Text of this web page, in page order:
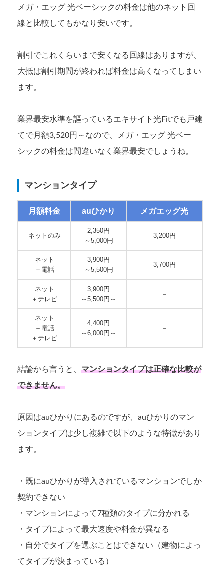
メガ・エッグ 光ベーシックの料金は他のネット回
線と比較してもかなり安いです。
割引でこれくらいまで安くなる回線はありますが、
大抵は割引期間が終われば料金は高くなってしまい
ます。
業界最安水準を謳っているエキサイト光Fitでも戸建
てで月額3,520円～なので、メガ・エッグ 光ベー
シックの料金は間違いなく業界最安でしょうね。
マンションタイプ
月額料金 auひかり メガエッグ光
ネットのみ
2,350円
～5,000円
3,200円
ネット
＋電話
3,900円
～5,500円
3,700円
ネット
＋テレビ
3,900円
～5,500円～
－
ネット
＋電話
＋テレビ
4,400円
～6,000円～
－
結論から言うと、 マンションタイプは正確な比較が
できません。
原因はauひかりにあるのですが、auひかりのマン
ションタイプは少し複雑で以下のような特徴があり
ます。
・既にauひかりが導入されているマンションでしか
契約できない
・マンションによって7種類のタイプに分かれる
・タイプによって最大速度や料金が異なる
・自分でタイプを選ぶことはできない（建物によっ
てタイプが決まっている）